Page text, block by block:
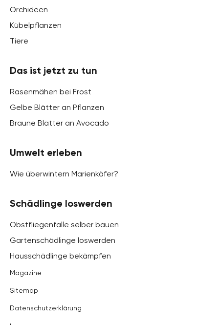
Orchideen
Kübelpflanzen
Tiere
Das ist jetzt zu tun
Rasenmähen bei Frost
Gelbe Blätter an Pflanzen
Braune Blätter an Avocado
Umwelt erleben
Wie überwintern Marienkäfer?
Schädlinge loswerden
Obstfliegenfalle selber bauen
Gartenschädlinge loswerden
Hausschädlinge bekämpfen
Magazine
Sitemap
Datenschutzerklärung